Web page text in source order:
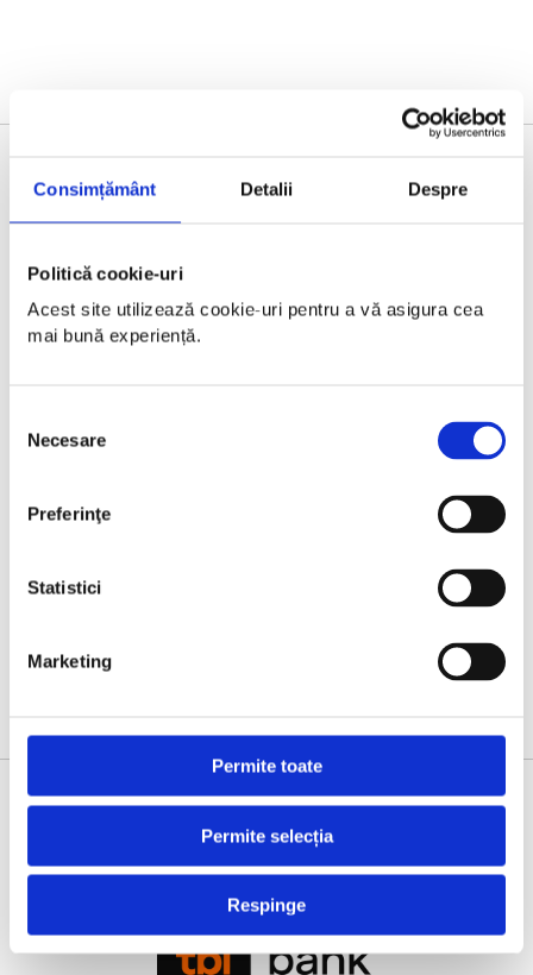
Consimțământ Detalii Despre
Politică cookie-uri
Acest site utilizează cookie-uri pentru a vă asigura cea
mai bună experiență.
consimțământului
Necesare
Preferinţe
Statistici
Marketing
Permite toate
Permite selecția
Respinge
SILVER PARTNERS